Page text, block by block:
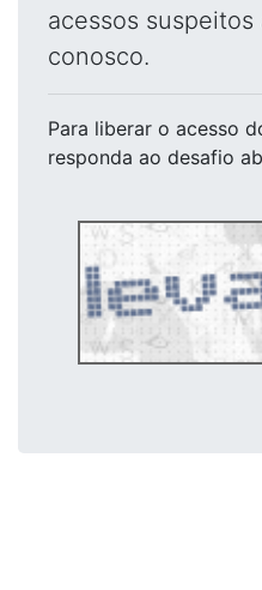
acessos
conosco.
Para liberar o acesso
responda ao desafio